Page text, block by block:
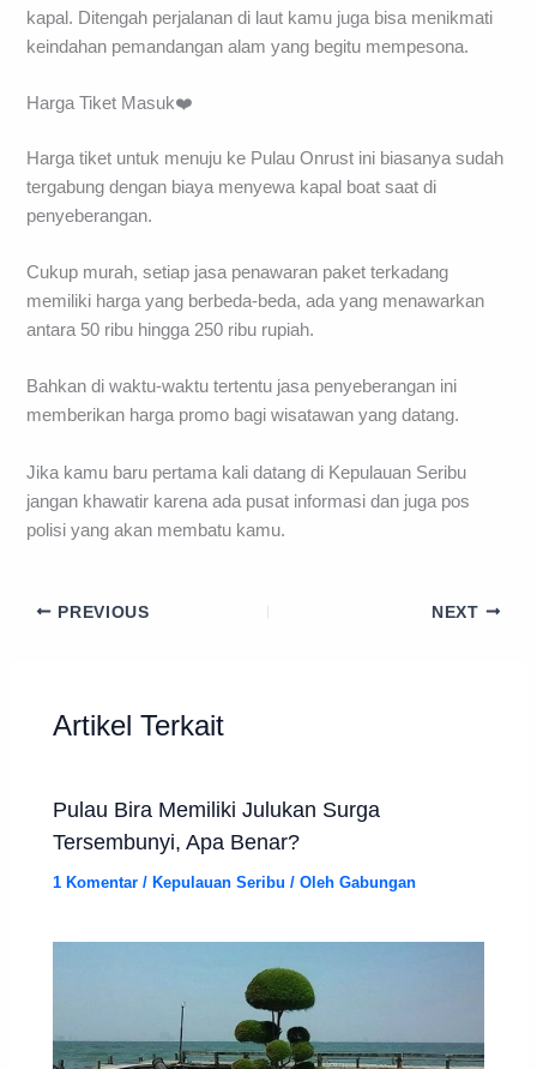
kapal. Ditengah perjalanan di laut kamu juga bisa menikmati
keindahan pemandangan alam yang begitu mempesona.
Harga Tiket Masuk❤️
Harga tiket untuk menuju ke Pulau Onrust ini biasanya sudah
tergabung dengan biaya menyewa kapal boat saat di
penyeberangan.
Cukup murah, setiap jasa penawaran paket terkadang
memiliki harga yang berbeda-beda, ada yang menawarkan
antara 50 ribu hingga 250 ribu rupiah.
Bahkan di waktu-waktu tertentu jasa penyeberangan ini
memberikan harga promo bagi wisatawan yang datang.
Jika kamu baru pertama kali datang di Kepulauan Seribu
jangan khawatir karena ada pusat informasi dan juga pos
polisi yang akan membatu kamu.
PREVIOUS NEXT
Artikel Terkait
Pulau Bira Memiliki Julukan Surga
Tersembunyi, Apa Benar?
1 Komentar /Kepulauan Seribu / OlehGabungan